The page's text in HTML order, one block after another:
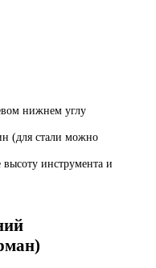
нижнем углу
(для стали можно
высоту инструмента и